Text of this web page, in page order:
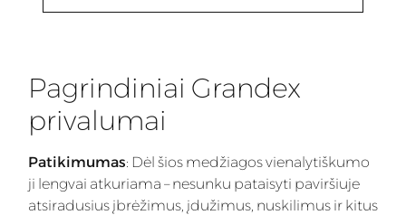
Pagrindiniai Grandex
privalumai
Patikimumas: Dėl šios medžiagos vienalytiškumo
ji lengvai atkuriama – nesunku pataisyti paviršiuje
atsiradusius įbrėžimus, įdužimus, nuskilimus ir kitus